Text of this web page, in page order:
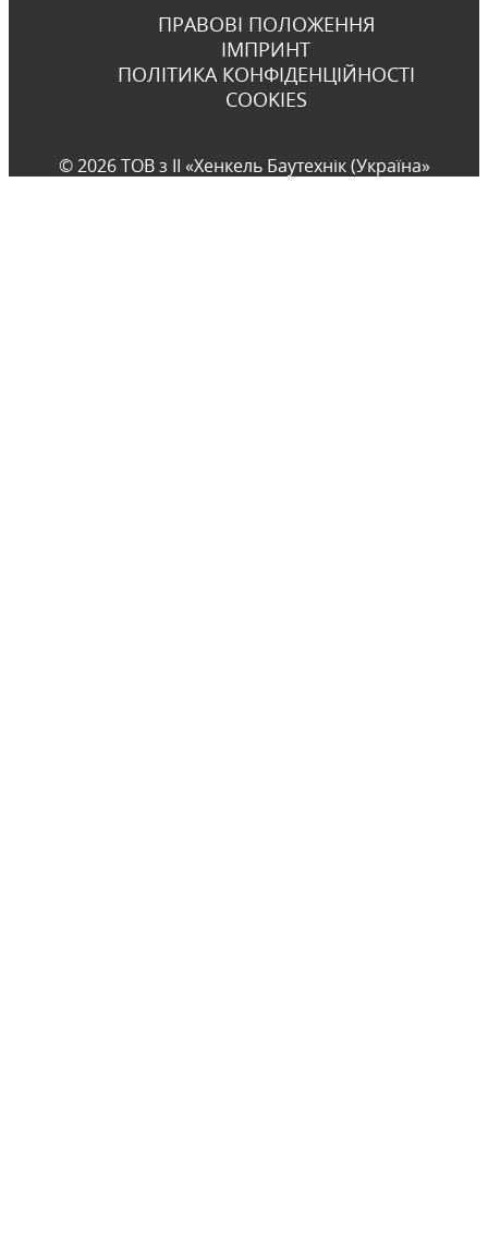
ПРАВОВІ ПОЛОЖЕННЯ
ІМПРИНТ
ПОЛІТИКА КОНФІДЕНЦІЙНОСТІ
COOKIES
© 2026 ТОВ з ІІ «Хенкель Баутехнік (Україна»